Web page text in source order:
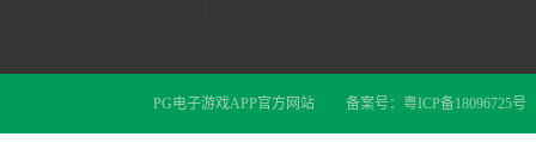
PG电子游戏APP官方网站 备案号： 粤ICP备18096725号